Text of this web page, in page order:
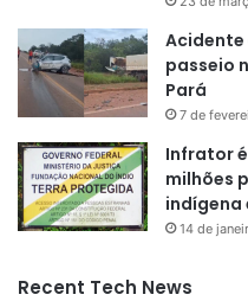
passeio
Pará
7 de
Infrator
milhões
indígena
14 de
Recent Tech News